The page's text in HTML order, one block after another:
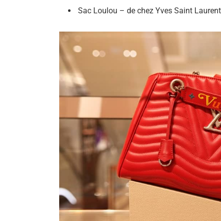
Sac Loulou – de chez Yves Saint